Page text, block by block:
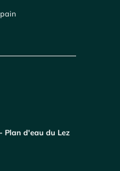
Plan d'eau du Lez